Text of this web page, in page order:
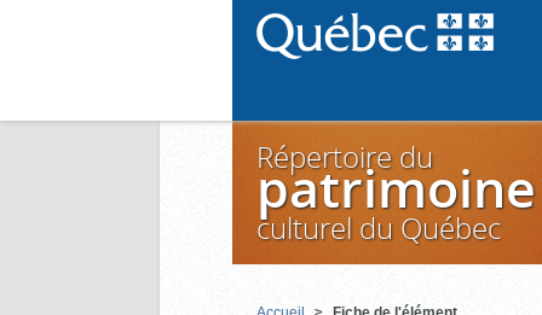
Répertoire du
patrimoine
culturel du Québec